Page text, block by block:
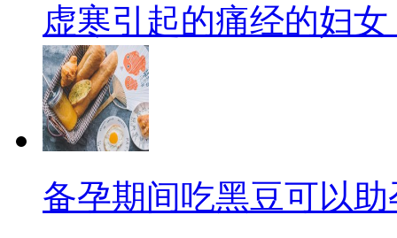
虚寒引起的痛经的妇女
备孕期间吃黑豆可以助